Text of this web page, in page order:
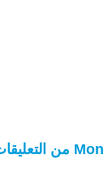
Mon من التعليقات